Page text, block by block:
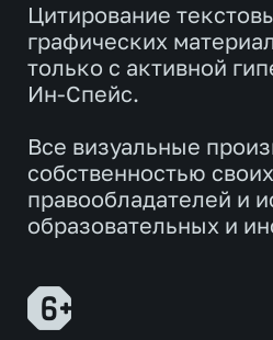
Цитирование
графических
только с активной
Ин-Спейс.
Все визуальные
собственностью
правообладателей и
образовательных и